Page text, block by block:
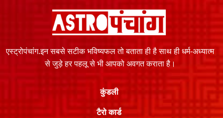
एस्ट्रोपंचांग.इन सबसे सटीक भविष्यफल तो बताता ही है साथ ही धर्म-अध्यात्म
से जुड़े हर पहलू से भी आपको अवगत कराता है।
कुंडली
टैरो कार्ड